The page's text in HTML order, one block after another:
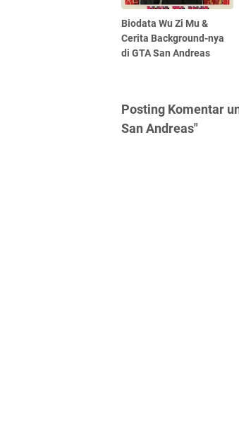
Biodata Wu Zi Mu &
Cerita Background-nya
di GTA San Andreas
Posting Komentar
San Andreas"